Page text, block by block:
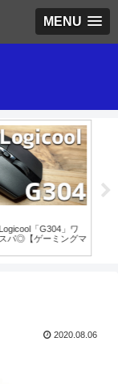
MENU
「G304」ワ
パ◎【ゲーミングマ
2020.08.06